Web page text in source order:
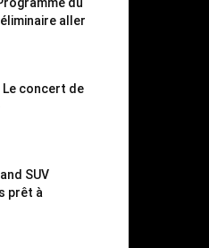
aller
Le concert de
SUV
prêt à